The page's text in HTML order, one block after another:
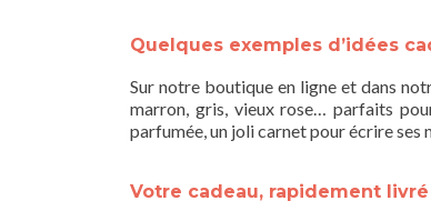
Quelques exemples d’idées
Sur notre boutique en ligne et dans
marron, gris, vieux rose… parfaits
parfumée, un joli carnet pour écrire ses
Votre cadeau, rapidement